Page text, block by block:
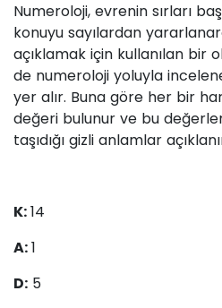
Numeroloji, evrenin sırları
konuyu sayılardan
açıklamak için kullanılan bir
de numeroloji yoluyla
yer alır. Buna göre her bir
değeri bulunur ve bu
taşıdığı gizli anlamlar
K:14
A:1
D: 5